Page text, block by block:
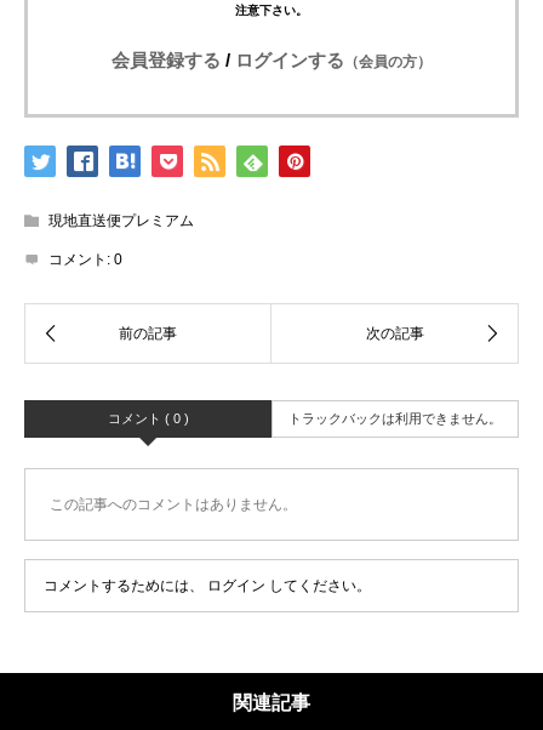
注意下さい。
会員登録する / ログインする （会員の方）
現地直送便プレミアム
コメント: 0
コメント ( 0 ) トラックバックは利用できません。
この記事へのコメントはありません。
コメントするためには、 ログイン してください。
関連記事